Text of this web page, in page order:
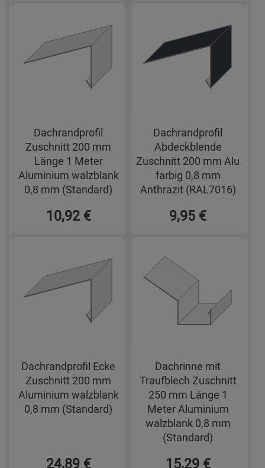
Dachrandprofil
Zuschnitt 200 mm
Länge 1 Meter
Aluminium walzblank
0,8 mm (Standard)
10,92 €
Dachrandprofil
Abdeckblende
Zuschnitt 200 mm Alu
farbig 0,8 mm
Anthrazit (RAL7016)
9,95 €
Dachrandprofil Ecke
Zuschnitt 200 mm
Aluminium walzblank
0,8 mm (Standard)
24,89 €
Dachrinne mit
Traufblech Zuschnitt
250 mm Länge 1
Meter Aluminium
walzblank 0,8 mm
(Standard)
15,29 €